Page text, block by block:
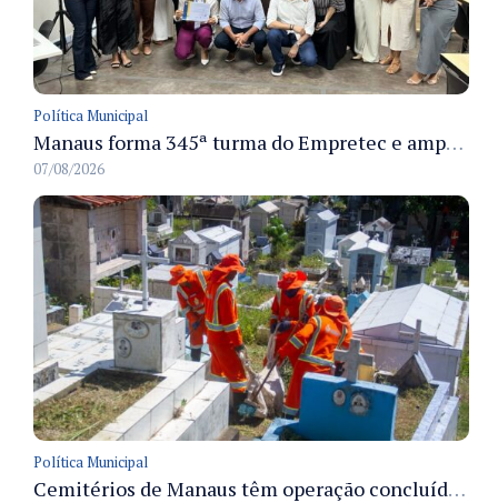
Política Municipal
Manaus forma 345ª turma do Empretec e amplia qualificação de empreendedores na cidade
07/08/2026
Política Municipal
Cemitérios de Manaus têm operação concluída e estrutura pronta para receber famílias no Dia dos Pais